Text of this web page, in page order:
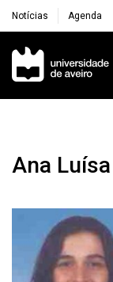
Notícias Agenda
Navegação
Ana